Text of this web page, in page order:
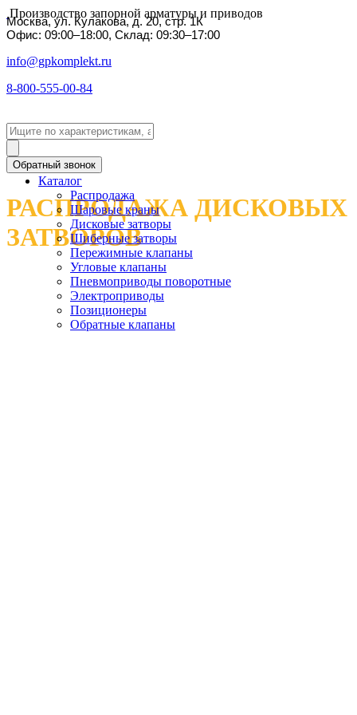
Производство запорной арматуры и приводов
Москва, ул. Кулакова, д. 20, стр. 1К
Офис: 09:00–18:00, Склад: 09:30–17:00
info@gpkomplekt.ru
8-800-555-00-84
Обратный звонок
РАСПРОДАЖА ДИСКОВЫХ
ЗАТВОРОВ
Каталог
Распродажа
Шаровые краны
Дисковые затворы
Шиберные затворы
Пережимные клапаны
Угловые клапаны
Пневмоприводы поворотные
Электроприводы
Позиционеры
Обратные клапаны